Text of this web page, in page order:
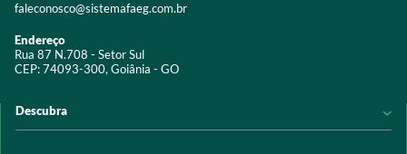
faleconosco@sistemafaeg.com.br
Endereço
Rua 87 N.708 - Setor Sul
CEP: 74093-300, Goiânia - GO
Descubra